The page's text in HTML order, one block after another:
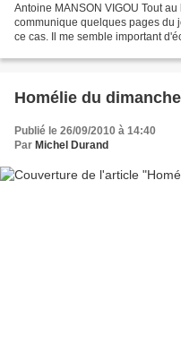
Antoine MANSON VIGOU Tout
communique quelques pages du
ce cas. Il me semble important
Homélie du
Publié le 26/09/2010 à 14:40
Par Michel Durand